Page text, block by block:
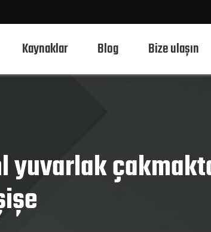
Kaynaklar Blog Bize ulaşın
yuvarlak